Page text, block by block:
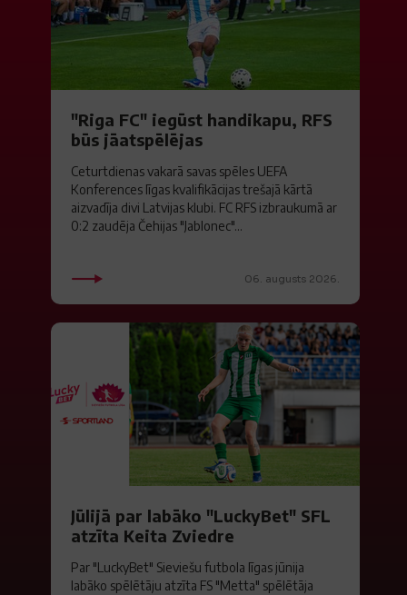
"Riga FC" iegūst handikapu, RFS
būs jāatspēlējas
Ceturtdienas vakarā savas spēles UEFA
Konferences līgas kvalifikācijas trešajā kārtā
aizvadīja divi Latvijas klubi. FC RFS izbraukumā ar
0:2 zaudēja Čehijas "Jablonec"...
06. augusts 2026.
Jūlijā par labāko "LuckyBet" SFL
atzīta Keita Zviedre
Par "LuckyBet" Sieviešu futbola līgas jūnija
labāko spēlētāju atzīta FS "Metta" spēlētāja